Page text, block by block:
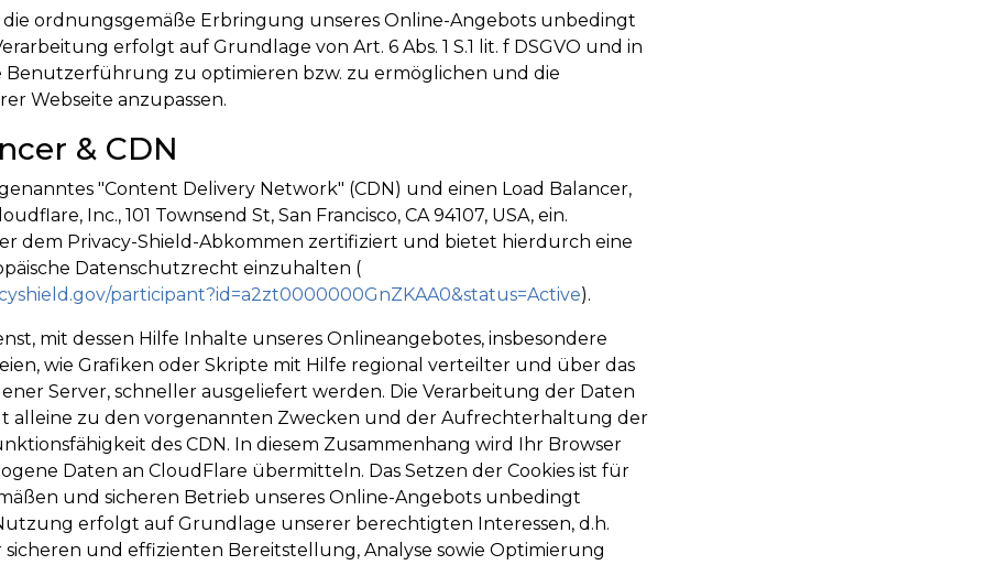
die ordnungsgemäße Erbringung unseres Online-Angebots unbedingt
erfolgt auf Grundlage von Art. 6 Abs. 1 S.1 lit. f DSGVO und in
Benutzerführung zu optimieren bzw. zu ermöglichen und die
Webseite anzupassen.
& CDN
"Content Delivery Network" (CDN) und einen Load Balancer,
Inc., 101 Townsend St, San Francisco, CA 94107, USA, ein.
dem Privacy-Shield-Abkommen zertifiziert und bietet hierdurch eine
Datenschutzrecht einzuhalten (
participant?id=a2zt0000000GnZKAA0&status=Active).
mit dessen Hilfe Inhalte unseres Onlineangebotes, insbesondere
wie Grafiken oder Skripte mit Hilfe regional verteilter und über das
Server, schneller ausgeliefert werden. Die Verarbeitung der Daten
alleine zu den vorgenannten Zwecken und der Aufrechterhaltung der
des CDN. In diesem Zusammenhang wird Ihr Browser
Daten an CloudFlare übermitteln. Das Setzen der Cookies ist für
und sicheren Betrieb unseres Online-Angebots unbedingt
erfolgt auf Grundlage unserer berechtigten Interessen, d.h.
sicheren und effizienten Bereitstellung, Analyse sowie Optimierung